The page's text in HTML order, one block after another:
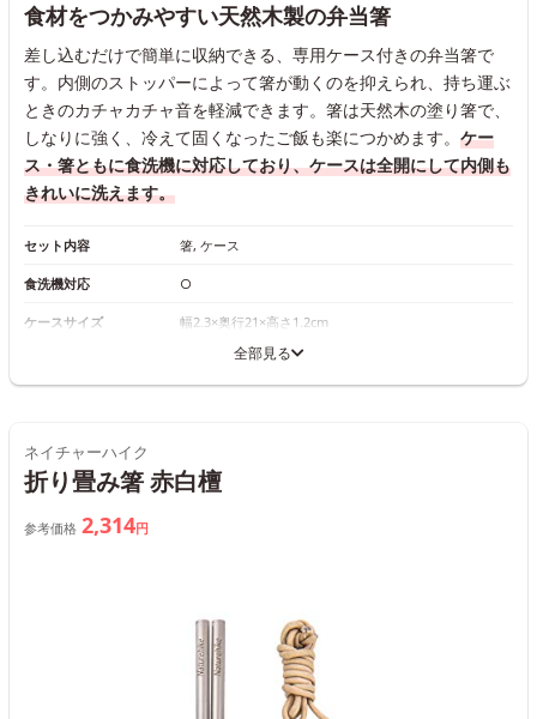
食材をつかみやすい天然木製の弁当箸
差し込むだけで簡単に収納できる、専用ケース付きの弁当箸で
す。内側のストッパーによって箸が動くのを抑えられ、持ち運ぶ
ときのカチャカチャ音を軽減できます。箸は天然木の塗り箸で、
しなりに強く、冷えて固くなったご飯も楽につかめます。 ケー
ス・箸ともに食洗機に対応しており、ケースは全開にして内側も
きれいに洗えます。
セット内容 箸, ケース
食洗機対応 ○
ケースサイズ 幅2.3×奥行21×高さ1.2cm
全部見る
ネイチャーハイク
折り畳み箸 赤白檀
参考価格 2,314円